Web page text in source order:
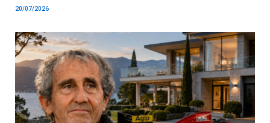
20/07/2026